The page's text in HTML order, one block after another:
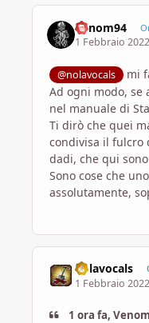
Venom94
1 Febbraio
@nolavocals mi
Ad ogni modo,
nel manuale di
Ti dirò che quei
condivisa il fulcro
dadi, che qui
Sono cose che
assolutamente,
nolavocals
1 Febbraio
1 ora fa,